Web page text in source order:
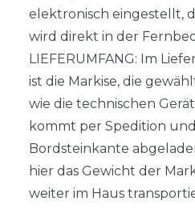
elektronisch eingestellt,
wird direkt in der
LIEFERUMFANG: Im
ist die Markise, die
wie die technischen
kommt per Spedition
Bordsteinkante
hier das Gewicht der
weiter im Haus